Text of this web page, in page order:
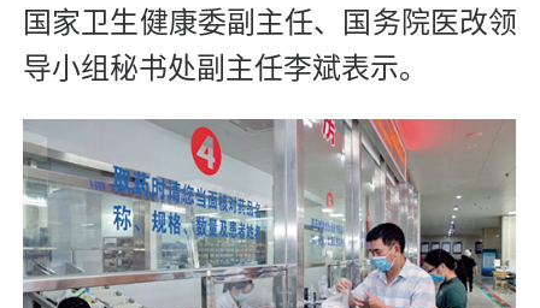
国家卫生健康委副主任、国务院医改领
导小组秘书处副主任李斌表示。